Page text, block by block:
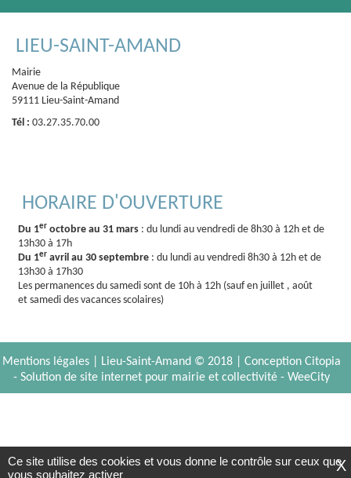
LIEU-SAINT-AMAND
Mairie
Avenue de la République
59111 Lieu-Saint-Amand
Tél : 03.27.35.70.00
HORAIRE D'OUVERTURE
Du 1er octobre au 31 mars : du lundi au vendredi de 8h30 à 12h et de
13h30 à 17h
Du 1er avril au 30 septembre : du lundi au vendredi 8h30 à 12h et de
13h30 à 17h30
Les permanences du samedi sont de 10h à 12h (sauf en juillet , août
et samedi des vacances scolaires)
Mentions légales | Lieu-Saint-Amand © 2018 | Conception Citopia
- Solution de site internet pour mairie et collectivité - WeeCity
X
Ce site utilise des cookies et vous donne le contrôle sur ceux que
vous souhaitez activer